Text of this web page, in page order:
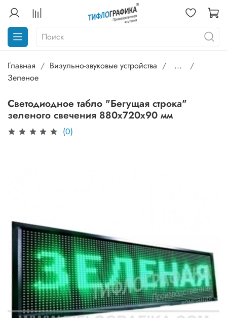
Главная Визульно-звуковые устройства
...
Зеленое
Светодиодное табло "Бегущая строка"
зеленого свечения 880х720x90 мм
(0)